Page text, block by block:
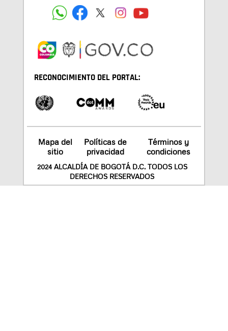
RECONOCIMIENTO DEL PORTAL:
Mapa del
sitio
Políticas de
privacidad
Términos y
condiciones
2024 ALCALDÍA DE BOGOTÁ D.C. TODOS LOS
DERECHOS RESERVADOS